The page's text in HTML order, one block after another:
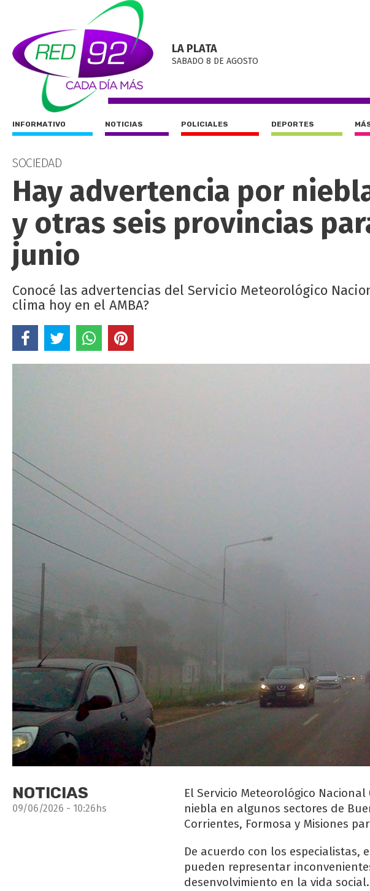
LA PLATA
SABADO 8 DE AGOSTO
INFORMATIVO NOTICIAS POLICIALES DEPORTES
SOCIEDAD
Hay advertencia por
y otras seis provincias
junio
Conocé las advertencias del Servicio Meteorológico
clima hoy en el AMBA?
NOTICIAS
09/06/2026 - 10:26hs
El Servicio Meteorológico
niebla en algunos sectores de
Corrientes, Formosa y Misiones
De acuerdo con los
pueden representar
desenvolvimiento en la vida social.